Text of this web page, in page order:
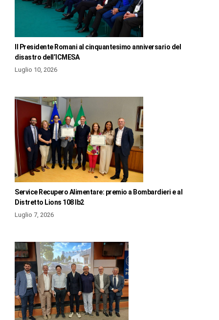
Il Presidente Romani al cinquantesimo anniversario del
disastro dell’ICMESA
Luglio 10, 2026
Service Recupero Alimentare: premio a Bombardieri e al
Distretto Lions 108 Ib2
Luglio 7, 2026